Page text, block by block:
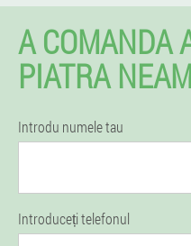
A COMANDA
PIATRA
Introdu numele tau
Introduceți telefonul